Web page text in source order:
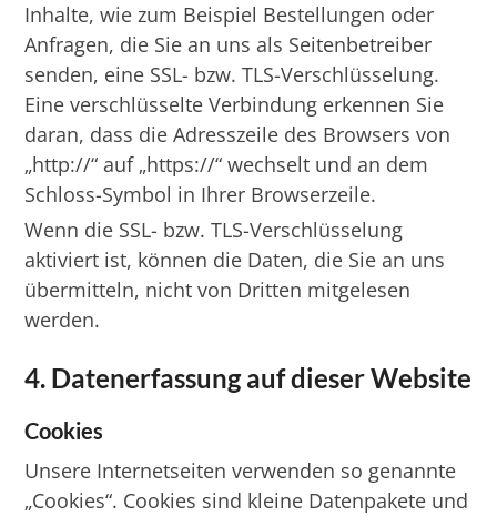
Inhalte, wie zum Beispiel Bestellungen oder
Anfragen, die Sie an uns als Seitenbetreiber
senden, eine SSL- bzw. TLS-Verschlüsselung.
Eine verschlüsselte Verbindung erkennen Sie
daran, dass die Adresszeile des Browsers von
„http://“ auf „https://“ wechselt und an dem
Schloss-Symbol in Ihrer Browserzeile.
Wenn die SSL- bzw. TLS-Verschlüsselung
aktiviert ist, können die Daten, die Sie an uns
übermitteln, nicht von Dritten mitgelesen
werden.
4. Datenerfassung auf dieser Website
Cookies
Unsere Internetseiten verwenden so genannte
„Cookies“. Cookies sind kleine Datenpakete und